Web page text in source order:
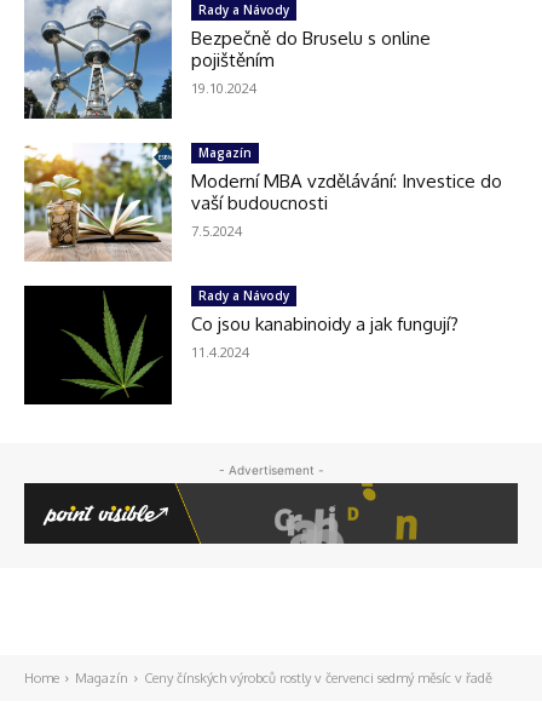
Rady a Návody
Bezpečně do Bruselu s online
pojištěním
19.10.2024
Magazín
Moderní MBA vzdělávání: Investice do
vaší budoucnosti
7.5.2024
Rady a Návody
Co jsou kanabinoidy a jak fungují?
11.4.2024
- Advertisement -